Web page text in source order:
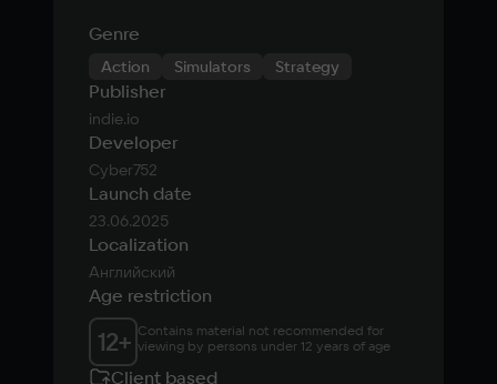
Genre
Action Simulators Strategy
Publisher
indie.io
Developer
Cyber752
Launch date
23.06.2025
Localization
Английский
Age restriction
12+ Contains material not recommended for
viewing by persons under 12 years of age
Client based